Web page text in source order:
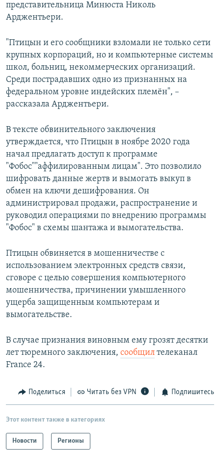
представительница Минюста Николь
Арджентьери.
"Птицын и его сообщники взломали не только сети
крупных корпораций, но и компьютерные системы
школ, больниц, некоммерческих организаций.
Среди пострадавших одно из признанных на
федеральном уровне индейских племён", –
рассказала Арджентьери.
В тексте обвинительного заключения
утверждается, что Птицын в ноябре 2020 года
начал предлагать доступ к программе
"Фобос""аффилированным лицам". Это позволило
шифровать данные жертв и вымогать выкуп в
обмен на ключи дешифрования. Он
администрировал продажи, распространение и
руководил операциями по внедрению программы
"Фобос" в схемы шантажа и вымогательства.
Птицын обвиняется в мошенничестве с
использованием электронных средств связи,
сговоре с целью совершения компьютерного
мошенничества, причинении умышленного
ущерба защищенным компьютерам и
вымогательстве.
В случае признания виновным ему грозят десятки
лет тюремного заключения, сообщил телеканал
France 24.
Поделиться Читать без VPN Подпишитесь
Этот контент также в категориях
Новости Регионы